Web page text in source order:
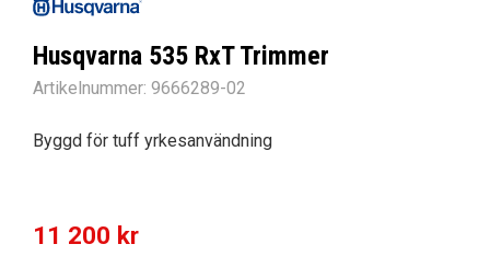
Husqvarna 535 RxT Trimmer
Artikelnummer: 9666289-02
Byggd för tuff yrkesanvändning
11 200 kr